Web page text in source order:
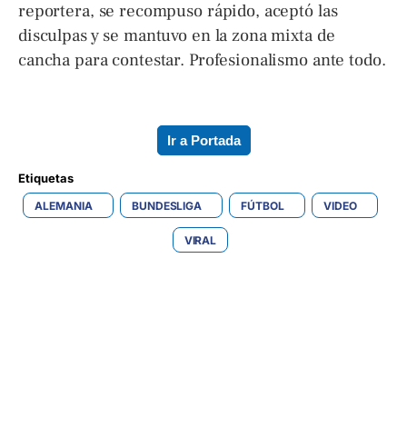
reportera, se recompuso rápido, aceptó las
disculpas y se mantuvo en la zona mixta de
cancha para contestar. Profesionalismo ante todo.
Ir a Portada
Etiquetas
ALEMANIA BUNDESLIGA FÚTBOL VIDEO
VIRAL